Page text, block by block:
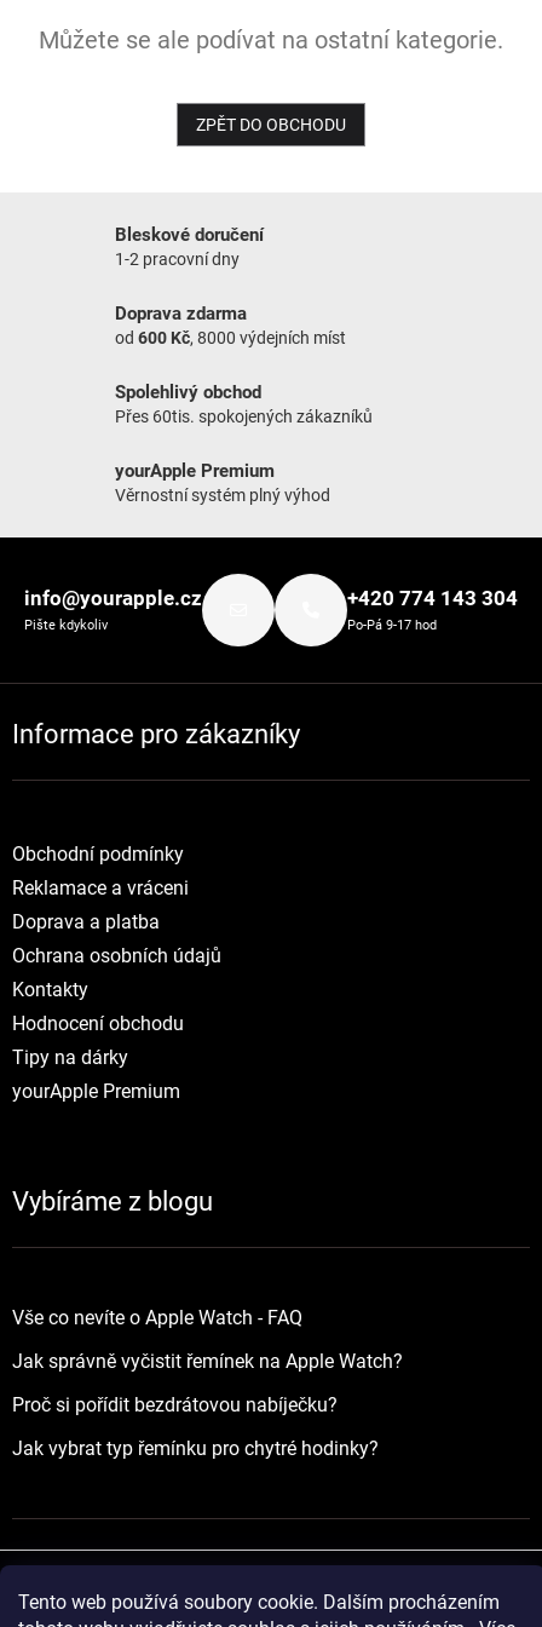
Tento web používá soubory cookie. Dalším procházením
NOVINKY
Můžete se ale podívat na ostatní kategorie.
ZPĚT DO OBCHODU
Bleskové doručení
1-2 pracovní dny
Doprava zdarma
od 600 Kč, 8000 výdejních míst
Spolehlivý obchod
Přes 60tis. spokojených zákazníků
yourApple Premium
Věrnostní systém plný výhod
info@yourapple.cz
Pište kdykoliv
+420 774 143 304
Po-Pá 9-17 hod
Informace pro zákazníky
Obchodní podmínky
Reklamace a vráceni
Doprava a platba
Ochrana osobních údajů
Kontakty
Hodnocení obchodu
Tipy na dárky
yourApple Premium
Vybíráme z blogu
Vše co nevíte o Apple Watch - FAQ
Jak správně vyčistit řemínek na Apple Watch?
Proč si pořídit bezdrátovou nabíječku?
Jak vybrat typ řemínku pro chytré hodinky?
Vytvořil Shoptet